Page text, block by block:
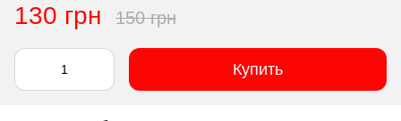
130 грн 150 грн
Купить